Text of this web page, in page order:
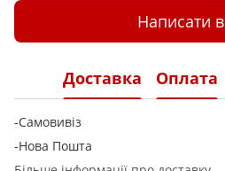
Написати
Доставка Оплата
-Самовивіз
-Нова Пошта